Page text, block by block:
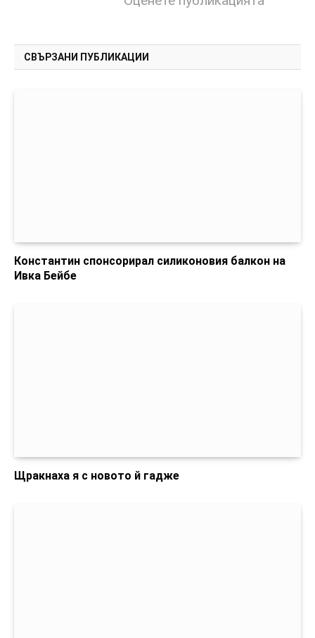
СВЪРЗАНИ ПУБЛИКАЦИИ
Константин спонсорирал силиконовия балкон на
Ивка Бейбе
Щракнаха я с новото й гадже